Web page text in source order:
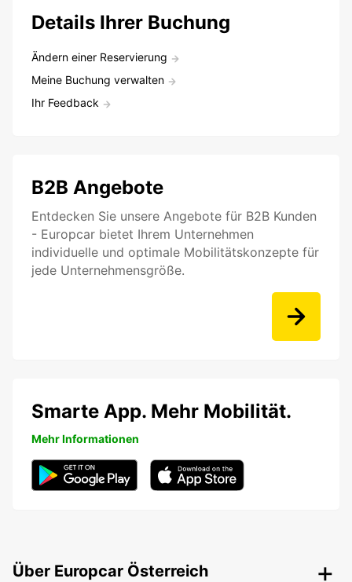
Details Ihrer Buchung
Ändern einer Reservierung
Meine Buchung verwalten
Ihr Feedback
B2B Angebote
Entdecken Sie unsere Angebote für B2B Kunden
- Europcar bietet Ihrem Unternehmen
individuelle und optimale Mobilitätskonzepte für
jede Unternehmensgröße.
Smarte App. Mehr Mobilität.
Mehr Informationen
Über Europcar Österreich